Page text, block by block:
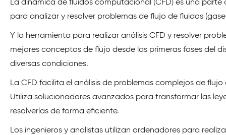
La dinámica de fluidos computacional (CFD) es una
para analizar y resolver problemas de flujo de fluidos
Y la herramienta para realizar análisis CFD y resolver
mejores conceptos de flujo desde las primeras fases del
diversas condiciones.
La CFD facilita el análisis de problemas complejos de
Utiliza solucionadores avanzados para transformar las
resolverlas de forma eficiente.
Los ingenieros y analistas utilizan ordenadores para